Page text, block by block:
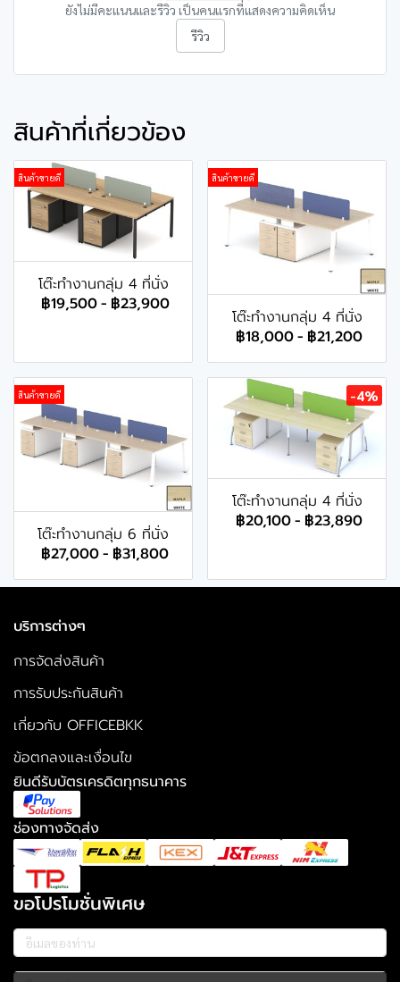
ยังไม่มีคะแนนและรีวิว เป็นคนแรกที่แสดงความคิดเห็น
รีวิว
สินค้าที่เกี่ยวข้อง
สินค้าขายดี
โต๊ะทำงานกลุ่ม 4 ที่นั่ง
฿19,500- ฿23,900
สินค้าขายดี
โต๊ะทำงานกลุ่ม 4 ที่นั่ง
฿18,000- ฿21,200
สินค้าขายดี
โต๊ะทำงานกลุ่ม 6 ที่นั่ง
฿27,000- ฿31,800
-4%
โต๊ะทำงานกลุ่ม 4 ที่นั่ง
฿20,100- ฿23,890
บริการต่างๆ
การจัดส่งสินค้า
การรับประกันสินค้า
เกี่ยวกับ OFFICEBKK
ข้อตกลงและเงื่อนไข
ยินดีรับบัตรเครดิตทุกธนาคาร
ช่องทางจัดส่ง
ขอโปรโมชั่นพิเศษ